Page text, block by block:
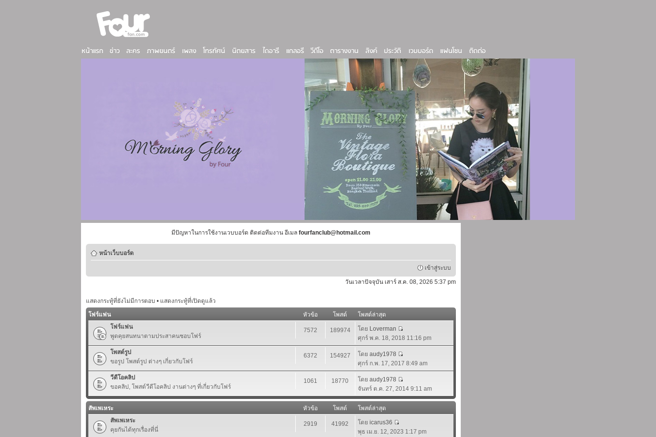
มีปัญหาในการใช้งานเวบบอร์ด ติดต่อทีมงาน อีเมล fourfanclub@hotmail.com
หน้าเว็บบอร์ด
เข้าสู่ระบบ
วันเวลาปัจจุบัน เสาร์ ส.ค. 08, 2026 5:37 pm
แสดงกระทู้ที่ยังไม่มีการตอบ • แสดงกระทู้ที่เปิดดูแล้ว
โฟร์แฟน
หัวข้อ โพสต์
โพสต์ล่าสุด
โฟร์แฟน
พูดคุยสนทนาตามประสาคนชอบโฟร์
7572 189974 โดย Loverman
ศุกร์ พ.ค. 18, 2018 11:16 pm
โพสต์รูป
ขอรูป โพสต์รูป ต่างๆ เกี่ยวกับโฟร์
6372 154927 โดย audy1978
ศุกร์ ก.พ. 17, 2017 8:49 am
วีดีโอคลิป
ขอคลิป, โพสต์วีดีโอคลิป งานต่างๆ ที่เกี่ยวกับโฟร์
1061 18770 โดย audy1978
จันทร์ ต.ค. 27, 2014 9:11 am
สัพเพเหระ หัวข้อ โพสต์
โพสต์ล่าสุด
สัพเพเหระ
คุยกันได้ทุกเรื่องที่นี่
2919 41992 โดย icarus36
พุธ เม.ย. 12, 2023 1:17 pm